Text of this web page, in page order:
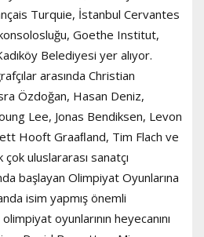
Turquie, İstanbul Cervantes
Goethe Institut,
Belediyesi yer alıyor.
arasında Christian
Özdoğan, Hasan Deniz,
Lee, Jonas Bendiksen, Levon
Hooft Graaﬂand, Tim Flach ve
uluslararası sanatçı
başlayan Olimpiyat Oyunlarına
isim yapmış önemli
oyunlarının heyecanını